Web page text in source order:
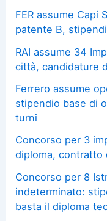
FER assume Capi
patente B,
RAI assume 34
città, candidature
Ferrero assume
stipendio base di
turni
Concorso per 3
diploma, contratto
Concorso per 8
indeterminato:
basta il diploma